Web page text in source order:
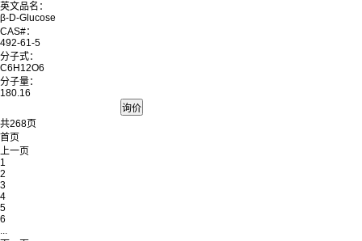
英文品名：
β-D-Glucose
CAS#：
492-61-5
分子式：
C6H12O6
分子量：
180.16
共268页
首页
上一页
1
2
3
4
5
6
...